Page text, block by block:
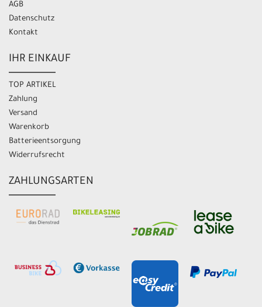
AGB
Datenschutz
Kontakt
IHR EINKAUF
TOP ARTIKEL
Zahlung
Versand
Warenkorb
Batterieentsorgung
Widerrufsrecht
ZAHLUNGSARTEN